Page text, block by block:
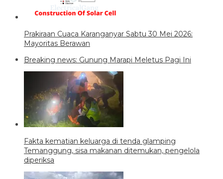
Prakiraan Cuaca Karanganyar Sabtu 30 Mei 2026:
Mayoritas Berawan
Breaking news: Gunung Marapi Meletus Pagi Ini
Fakta kematian keluarga di tenda glamping
Temanggung, sisa makanan ditemukan, pengelola
diperiksa